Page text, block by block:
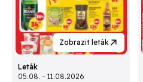
Zobrazit leták
Leták
05.08. – 11.08.2026